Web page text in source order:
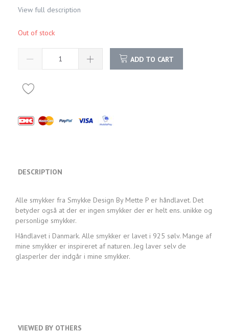
View full description
Out of stock
ADD TO CART
DESCRIPTION
Alle smykker fra Smykke Design By Mette P er håndlavet. Det
betyder også at der er ingen smykker der er helt ens. unikke og
personlige smykker.
Håndlavet i Danmark. Alle smykker er lavet i 925 sølv. Mange af
mine smykker er inspireret af naturen. Jeg laver selv de
glasperler der indgår i mine smykker.
VIEWED BY OTHERS